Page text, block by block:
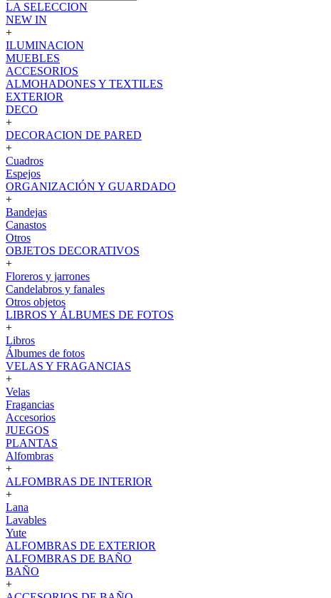
LA SELECCION
NEW IN
+
ILUMINACION
MUEBLES
ACCESORIOS
ALMOHADONES Y TEXTILES
EXTERIOR
DECO
+
DECORACION DE PARED
+
Cuadros
Espejos
ORGANIZACIÓN Y GUARDADO
+
Bandejas
Canastos
Otros
OBJETOS DECORATIVOS
+
Floreros y jarrones
Candelabros y fanales
Otros objetos
LIBROS Y ÁLBUMES DE FOTOS
+
Libros
Álbumes de fotos
VELAS Y FRAGANCIAS
+
Velas
Fragancias
Accesorios
JUEGOS
PLANTAS
Alfombras
+
ALFOMBRAS DE INTERIOR
+
Lana
Lavables
Yute
ALFOMBRAS DE EXTERIOR
ALFOMBRAS DE BAÑO
BAÑO
+